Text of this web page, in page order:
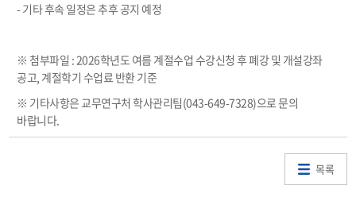
- 기타 후속 일정은 추후 공지 예정
※ 첨부파일 : 2026학년도 여름 계절수업 수강신청 후 폐강 및 개설강좌
공고, 계절학기 수업료 반환 기준
※ 기타사항은 교무연구처 학사관리팀(043-649-7328)으로 문의
바랍니다.
목록